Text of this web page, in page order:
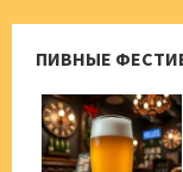
ПИВНЫЕ